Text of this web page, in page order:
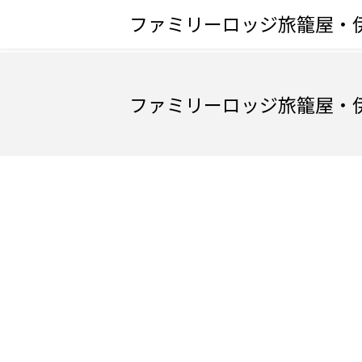
ファミリーロッジ旅籠屋・
ファミリーロッジ旅籠屋・